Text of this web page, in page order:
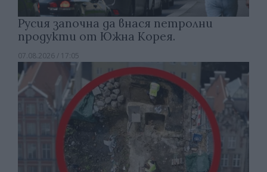
Русия започна да внася петролни
продукти от Южна Корея.
07.08.2026 / 17:05